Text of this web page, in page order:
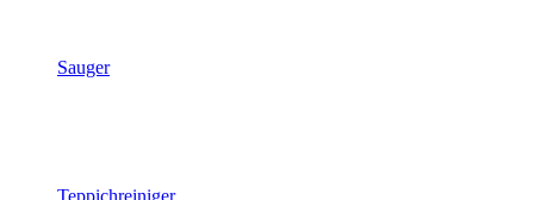
Sauger
Teppichreiniger